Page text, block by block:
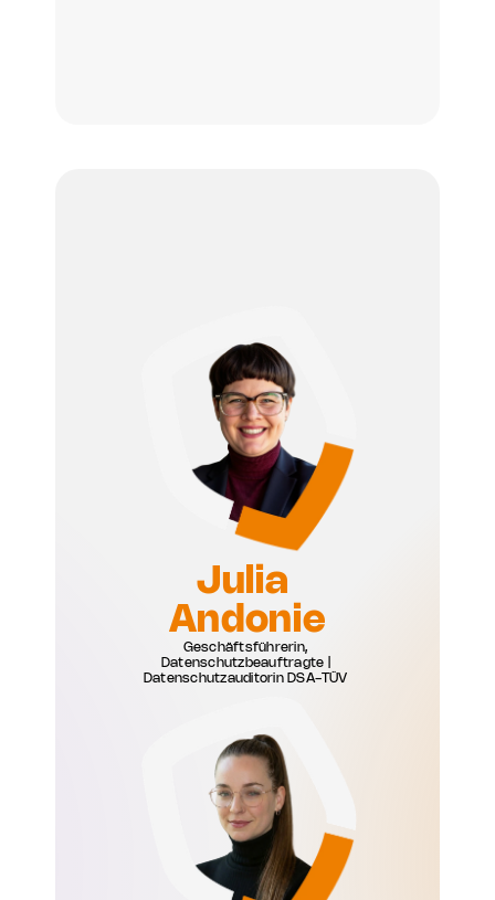
Julia
Andonie
Geschäftsführerin,
Datenschutzbeauftragte |
Datenschutzauditorin DSA-TÜV